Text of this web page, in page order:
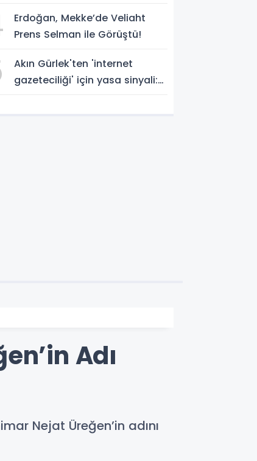
Erdoğan, Mekke’de Veliaht
Prens Selman ile Görüştü!
Akın Gürlek'ten 'internet
gazeteciliği' için yasa sinyali:
Adı
Nejat Üreğen’in adını